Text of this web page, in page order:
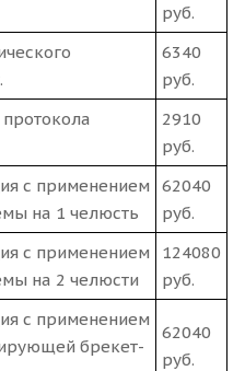
руб.
6340
руб.
2910
руб.
с применением
на 1 челюсть
62040
руб.
с применением
на 2 челюсти
124080
руб.
с применением
брекет-
62040
руб.